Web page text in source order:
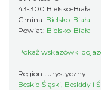
43-300 Bielsko-Biała
Gmina: Bielsko-Biała
Powiat: Bielsko-Biała
Pokaż wskazówki
Region turystyczny:
Beskid Śląski, Beskidy i